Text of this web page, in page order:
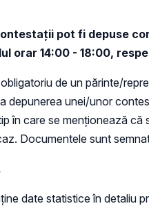
pot fi depuse
orar 14:00 - 18:00,
de un părinte/
depunerea unei/unor
în care se menționează
Documentele sunt
date statistice în detaliu